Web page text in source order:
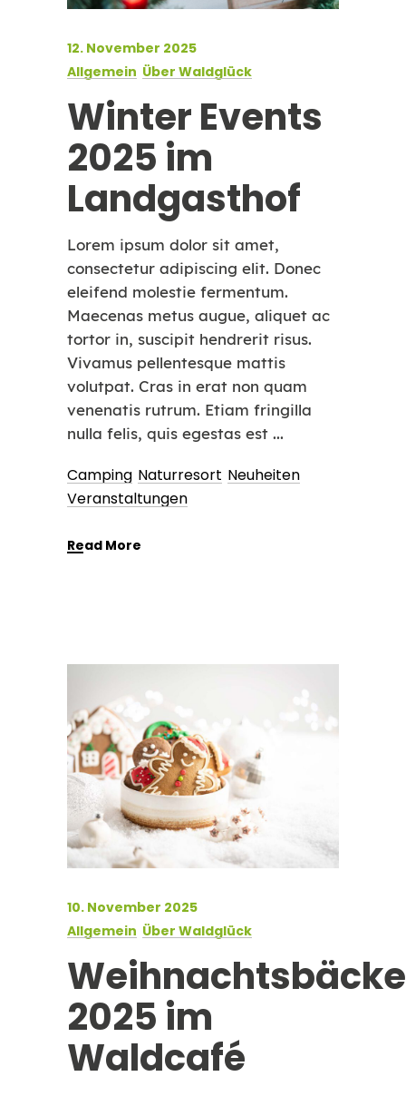
12. November 2025
Allgemein Über Waldglück
Winter Events
2025 im
Landgasthof
Lorem ipsum dolor sit amet,
consectetur adipiscing elit. Donec
eleifend molestie fermentum.
Maecenas metus augue, aliquet ac
tortor in, suscipit hendrerit risus.
Vivamus pellentesque mattis
volutpat. Cras in erat non quam
venenatis rutrum. Etiam fringilla
nulla felis, quis egestas est
Camping Naturresort Neuheiten
Veranstaltungen
Read More
10. November 2025
Allgemein Über Waldglück
2025 im
Waldcafé